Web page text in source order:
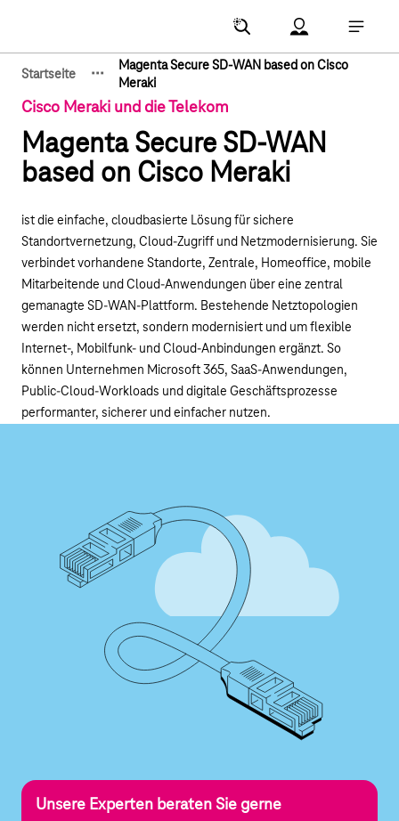
Account Menu
Startseite
Zeige verborgene Breadcrumb-Elemente
···
Magenta Secure SD-WAN based on Cisco
Meraki
Cisco Meraki und die Telekom
Magenta Secure SD-WAN
based on Cisco Meraki
ist die einfache, cloudbasierte Lösung für sichere
Standortvernetzung, Cloud-Zugriff und Netzmodernisierung. Sie
verbindet vorhandene Standorte, Zentrale, Homeoffice, mobile
Mitarbeitende und Cloud-Anwendungen über eine zentral
gemanagte SD-WAN-Plattform. Bestehende Netztopologien
werden nicht ersetzt, sondern modernisiert und um flexible
Internet-, Mobilfunk- und Cloud-Anbindungen ergänzt. So
können Unternehmen Microsoft 365, SaaS-Anwendungen,
Public-Cloud-Workloads und digitale Geschäftsprozesse
performanter, sicherer und einfacher nutzen.
Unsere Experten beraten Sie gerne